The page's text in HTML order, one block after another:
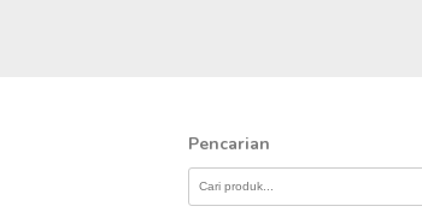
Pencarian